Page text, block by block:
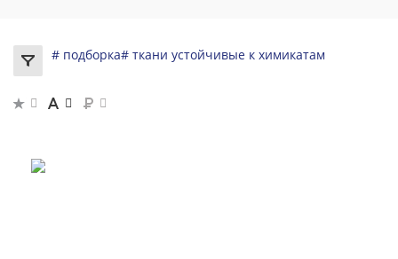
# подборка# ткани устойчивые к химикатам